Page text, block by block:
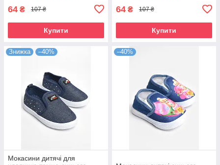
64 ₴ 107 ₴
Купити
64 ₴ 107 ₴
Купити
Знижка –40%
Мокасини дитячі для
–40%